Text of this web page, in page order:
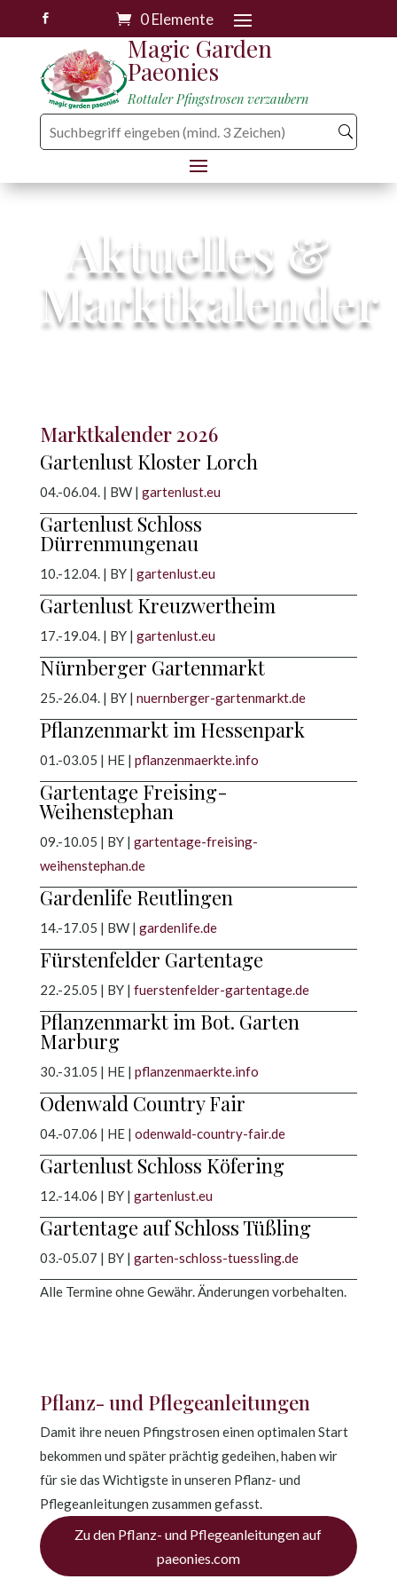
 0 Elemente
Magic Garden
Paeonies
Rottaler Pfingstrosen verzaubern
Aktuelles &
Marktkalender
Marktkalender 2026
Gartenlust Kloster Lorch
04.-06.04. | BW | gartenlust.eu
Gartenlust Schloss
Dürrenmungenau
10.-12.04. | BY | gartenlust.eu
Gartenlust Kreuzwertheim
17.-19.04. | BY | gartenlust.eu
Nürnberger Gartenmarkt
25.-26.04. | BY | nuernberger-gartenmarkt.de
Pflanzenmarkt im Hessenpark
01.-03.05 | HE | pflanzenmaerkte.info
Gartentage Freising-
Weihenstephan
09.-10.05 | BY | gartentage-freising-
weihenstephan.de
Gardenlife Reutlingen
14.-17.05 | BW | gardenlife.de
Fürstenfelder Gartentage
22.-25.05 | BY | fuerstenfelder-gartentage.de
Pflanzenmarkt im Bot. Garten
Marburg
30.-31.05 | HE | pflanzenmaerkte.info
Odenwald Country Fair
04.-07.06 | HE | odenwald-country-fair.de
Gartenlust Schloss Köfering
12.-14.06 | BY | gartenlust.eu
Gartentage auf Schloss Tüßling
03.-05.07 | BY | garten-schloss-tuessling.de
Alle Termine ohne Gewähr. Änderungen vorbehalten.
Pflanz- und Pflegeanleitungen
Damit ihre neuen Pfingstrosen einen optimalen Start
bekommen und später prächtig gedeihen, haben wir
für sie das Wichtigste in unseren Pflanz- und
Pflegeanleitungen zusammen gefasst.
Zu den Pflanz- und Pflegeanleitungen auf
paeonies.com